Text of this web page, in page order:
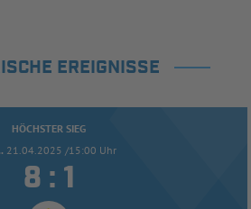
EREIGNISSE
HÖCHSTER SIEG
21.04.2025 /15:00 Uhr
 : 